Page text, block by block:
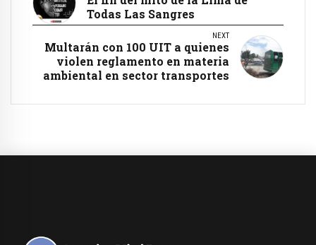
Todas Las Sangres
NEXT
Multarán con 100 UIT a quienes
violen reglamento en materia
ambiental en sector transportes